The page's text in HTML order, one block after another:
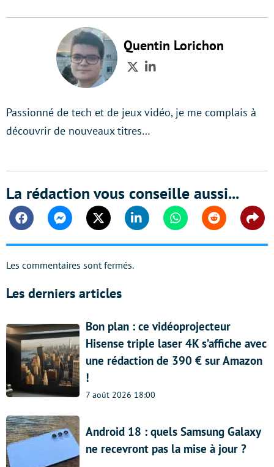
Quentin Lorichon
TwitterLinkedIn
Passionné de tech et de jeux vidéo, je me complais à
découvrir de nouveaux titres…
La rédaction vous conseille aussi...
FacebookMessengerTwitter Linkedin WhatsappReddit
Les commentaires sont fermés.
Les derniers articles
Bon plan : ce vidéoprojecteur
Hisense triple laser 4K s’affiche avec
une rédaction de 390 € sur Amazon
!
7 août 2026 18:00
Android 18 : quels Samsung Galaxy
ne recevront pas la mise à jour ?